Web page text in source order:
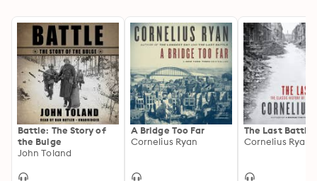
Battle: The Story of
the Bulge
John Toland
A Bridge Too Far
Cornelius Ryan
The Last Battle
Cornelius Ryan